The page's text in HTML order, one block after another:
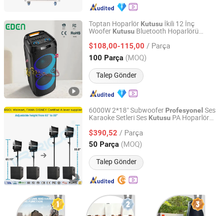
Toptan Hoparlör Kutusu İkili 12 İnç
Woofer Kutusu Bluetooth Hoparlörü
$108,00-115,00 / Parça
100 Parça (MOQ)
Talep Gönder
Guangzhou EDEN Electronic Co., Ltd.
Guangdong, China Fiyat 2019
6000W 2*18" Subwoofer Profesyonel Ses
Karaoke Setleri Ses Kutusu PA Hoparlör
$390,52 / Parça
50 Parça (MOQ)
Talep Gönder
Ningbo Jumboaudio Industrial Co., Ltd.
Zhejiang, China Fiyat 2018